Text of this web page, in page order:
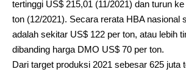
tertinggi US$ 215,01 (11/2021) dan turun
ton (12/2021). Secara rerata HBA nasional
adalah sekitar US$ 122 per ton, atau lebih
dibanding harga DMO US$ 70 per ton.
Dari target produksi 2021 sebesar 625 juta